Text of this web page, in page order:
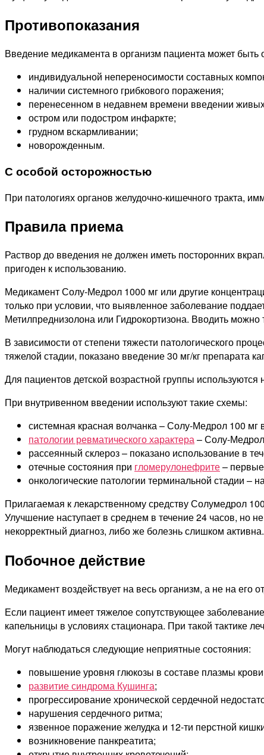
Противопоказания
Введение медикамента в организм пациента может
индивидуальной непереносимости составных
наличии системного грибкового поражения;
перенесенном в недавнем времени введении
остром или подостром инфаркте;
грудном вскармливании;
новорожденным.
С особой осторожностью
При патологиях органов желудочно-кишечного тракта,
Правила приема
Раствор до введения не должен иметь посторонних
пригоден к использованию.
Медикамент Солу-Медрол 1000 мг или другие
только при условии, что выявленное заболевание
Метилпреднизолона или Гидрокортизона. Вводить можно
В зависимости от степени тяжести патологического
тяжелой стадии, показано введение 30 мг/кг препарата
Для пациентов детской возрастной группы
При внутривенном введении используют такие схемы:
системная красная волчанка – Солу-Медрол 100 мг
патологии ревматического характера– Солу-Медрол
рассеянный склероз – показано использование в
отечные состояния при гломерулонефрите–
онкологические патологии терминальной стадии –
Прилагаемая к лекарственному средству Солумедрол
Улучшение наступает в среднем в течение 24 часов, но
некорректный диагноз, либо же болезнь слишком активна.
Побочное действие
Медикамент воздействует на весь организм, а не на
Если пациент имеет тяжелое сопутствующее
капельницы в условиях стационара. При такой тактике
Могут наблюдаться следующие неприятные состояния:
повышение уровня глюкозы в составе плазмы
развитие синдрома Кушинга;
прогрессирование хронической сердечной
нарушения сердечного ритма;
язвенное поражение желудка и 12-ти перстной
возникновение панкреатита;